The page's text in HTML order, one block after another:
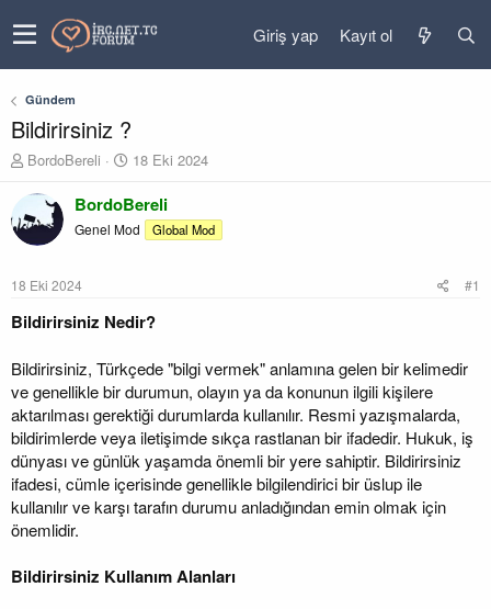
Giriş yap Kayıt ol
Gündem
Bildirirsiniz ?
K
n
u
b
a
ş
t
a
n
BordoBereli
B
ş
l
a
ç
r
i
h
i
18 Eki 2024
BordoBereli
Genel Mod Global Mod
18 Eki 2024 #1
Bildirirsiniz Nedir?
Bildirirsiniz, Türkçede "bilgi vermek" anlamına gelen bir kelimedir
ve genellikle bir durumun, olayın ya da konunun ilgili kişilere
aktarılması gerektiği durumlarda kullanılır. Resmi yazışmalarda,
bildirimlerde veya iletişimde sıkça rastlanan bir ifadedir. Hukuk, iş
dünyası ve günlük yaşamda önemli bir yere sahiptir. Bildirirsiniz
ifadesi, cümle içerisinde genellikle bilgilendirici bir üslup ile
kullanılır ve karşı tarafın durumu anladığından emin olmak için
önemlidir.
Bildirirsiniz Kullanım Alanları